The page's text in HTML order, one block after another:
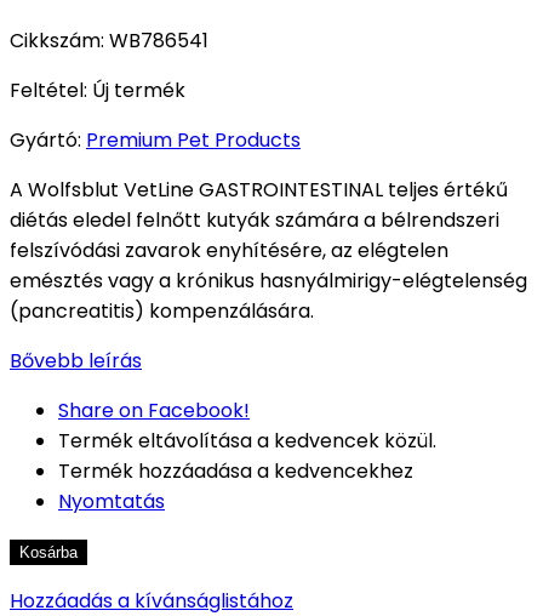
Cikkszám: WB786541
Feltétel: Új termék
Gyártó: Premium Pet Products
A Wolfsblut VetLine GASTROINTESTINAL teljes értékű
diétás eledel felnőtt kutyák számára a bélrendszeri
felszívódási zavarok enyhítésére, az elégtelen
emésztés vagy a krónikus hasnyálmirigy-elégtelenség
(pancreatitis) kompenzálására.
Bővebb leírás
Share on Facebook!
Termék eltávolítása a kedvencek közül.
Termék hozzáadása a kedvencekhez
Nyomtatás
Kosárba
Hozzáadás a kívánságlistához